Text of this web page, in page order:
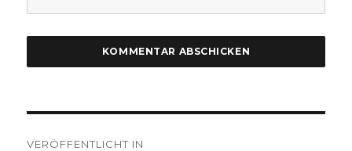
VERÖFFENTLICHT IN